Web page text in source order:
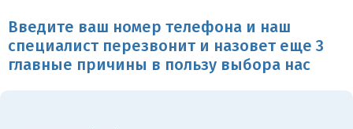
Введите ваш номер телефона и наш
специалист перезвонит и назовет еще 3
главные причины в пользу выбора нас